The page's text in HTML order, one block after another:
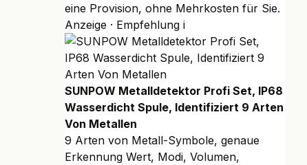
eine Provision, ohne Mehrkosten für Sie.
Anzeige · Empfehlung i
SUNPOW Metalldetektor Profi Set, IP68
Wasserdicht Spule, Identifiziert 9 Arten
Von Metallen
9 Arten von Metall-Symbole, genaue
Erkennung Wert, Modi, Volumen,